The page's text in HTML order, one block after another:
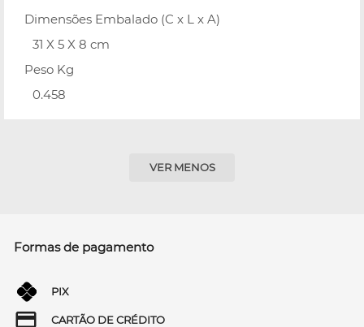
Dimensões Embalado (C x L x A)
31 X 5 X 8 cm
Peso Kg
0.458
VER MENOS
Formas de pagamento
PIX
CARTÃO DE CRÉDITO